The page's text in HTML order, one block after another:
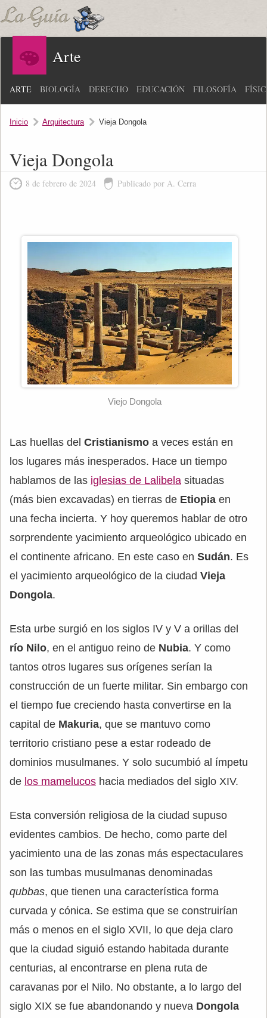
Arte
ARTE BIOLOGÍA DERECHO EDUCACIÓN FILOSOFÍA
Inicio Arquitectura Vieja Dongola
Vieja Dongola
8 de febrero de 2024 Publicado por A. Cerra
Viejo Dongola
Las huellas del Cristianismo a veces están en
los lugares más inesperados. Hace un tiempo
hablamos de las iglesias de Lalibela situadas
(más bien excavadas) en tierras de Etiopia en
una fecha incierta. Y hoy queremos hablar de otro
sorprendente yacimiento arqueológico ubicado en
el continente africano. En este caso en Sudán. Es
el yacimiento arqueológico de la ciudad Vieja
Dongola.
Esta urbe surgió en los siglos IV y V a orillas del
río Nilo, en el antiguo reino de Nubia. Y como
tantos otros lugares sus orígenes serían la
construcción de un fuerte militar. Sin embargo con
el tiempo fue creciendo hasta convertirse en la
capital de Makuria, que se mantuvo como
territorio cristiano pese a estar rodeado de
dominios musulmanes. Y solo sucumbió al ímpetu
de los mamelucos hacia mediados del siglo XIV.
Esta conversión religiosa de la ciudad supuso
evidentes cambios. De hecho, como parte del
yacimiento una de las zonas más espectaculares
son las tumbas musulmanas denominadas
qubbas, que tienen una característica forma
curvada y cónica. Se estima que se construirían
más o menos en el siglo XVII, lo que deja claro
que la ciudad siguió estando habitada durante
centurias, al encontrarse en plena ruta de
caravanas por el Nilo. No obstante, a lo largo del
siglo XIX se fue abandonando y nueva Dongola